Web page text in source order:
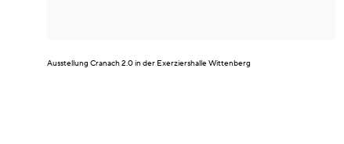
Ausstellung Cranach 2.0in der Exerziershalle Wittenberg